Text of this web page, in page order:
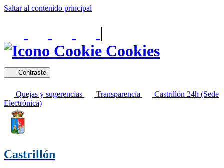
Saltar al contenido principal
|
Cookies
Contraste
Quejas y sugerencias Transparencia
Castrillón 24h (Sede
Electrónica)
Castrillón